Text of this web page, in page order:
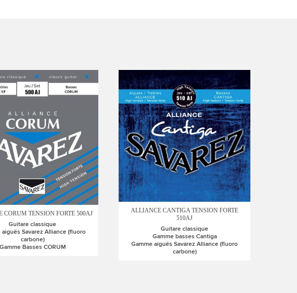
CORUM TENSION FORTE 500AJ
Guitare classique
aiguës Savarez Alliance (fluoro
carbone)
Gamme Basses CORUM
ALLIANCE CANTIGA TENSION FORTE
510AJ
Guitare classique
Gamme basses Cantiga
Gamme aiguës Savarez Alliance (fluoro
carbone)